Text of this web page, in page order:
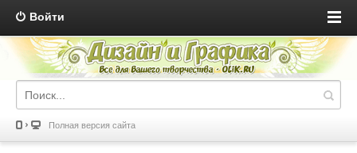
Войти
Полная версия сайта